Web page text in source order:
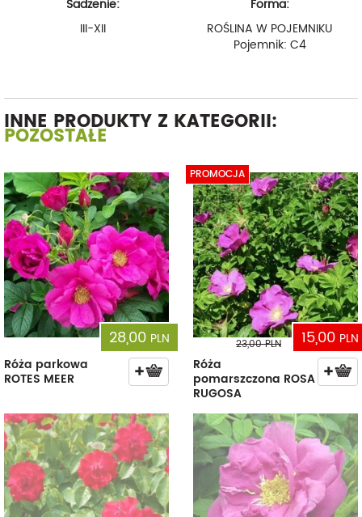
Sadzenie:
III-XII
Forma:
ROŚLINA W POJEMNIKU
Pojemnik: C4
INNE PRODUKTY Z KATEGORII:
POZOSTAŁE
28,00 PLN
Róża parkowa
ROTES MEER
PROMOCJA
15,00 PLN
23,00PLN
Róża
pomarszczona ROSA
RUGOSA